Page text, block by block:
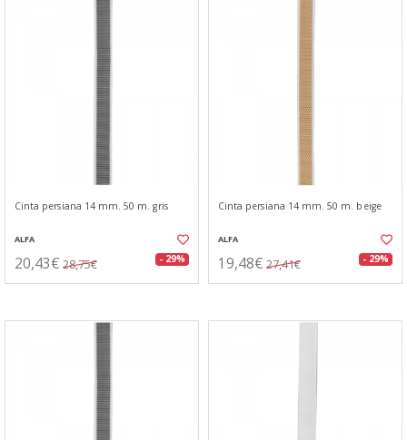
Cinta persiana 14 mm. 50 m. gris
ALFA
20,43€ 28,75€ - 29%
Cinta persiana 14 mm. 50 m. beige
ALFA
19,48€ 27,41€ - 29%